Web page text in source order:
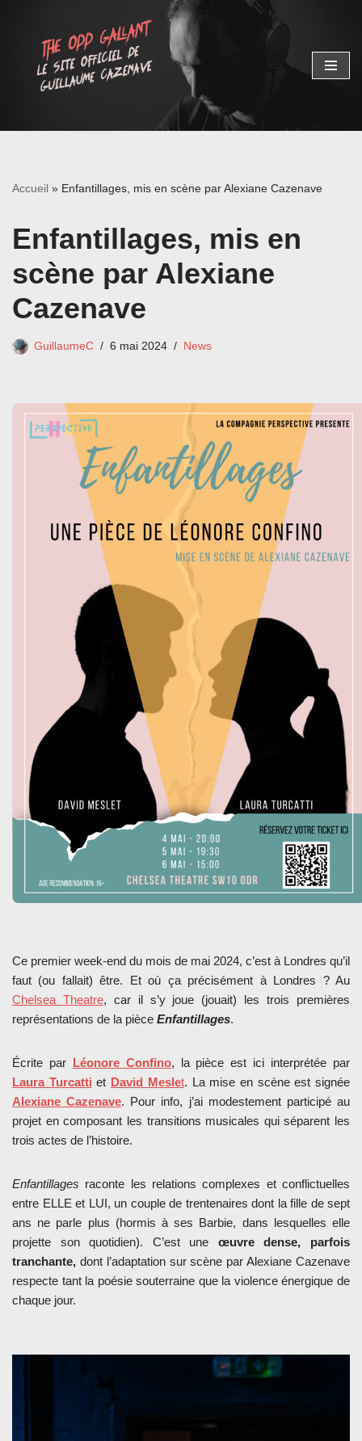
contenu
Accueil » Enfantillages, mis en scène par Alexiane Cazenave
Enfantillages, mis en
scène par Alexiane
Cazenave
GuillaumeC 6 mai 2024 News
Ce premier week-end du mois de mai 2024, c’est à Londres qu’il
faut (ou fallait) être. Et où ça précisément à Londres ? Au
Chelsea Theatre, car il s’y joue (jouait) les trois premières
représentations de la pièce Enfantillages.
Écrite par Léonore Confino, la pièce est ici interprétée par
Laura Turcatti et David Meslet. La mise en scène est signée
Alexiane Cazenave. Pour info, j’ai modestement participé au
projet en composant les transitions musicales qui séparent les
trois actes de l’histoire.
Enfantillages raconte les relations complexes et conflictuelles
entre ELLE et LUI, un couple de trentenaires dont la fille de sept
ans ne parle plus (hormis à ses Barbie, dans lesquelles elle
projette son quotidien). C’est une œuvre dense, parfois
tranchante, dont l’adaptation sur scène par Alexiane Cazenave
respecte tant la poésie souterraine que la violence énergique de
chaque jour.